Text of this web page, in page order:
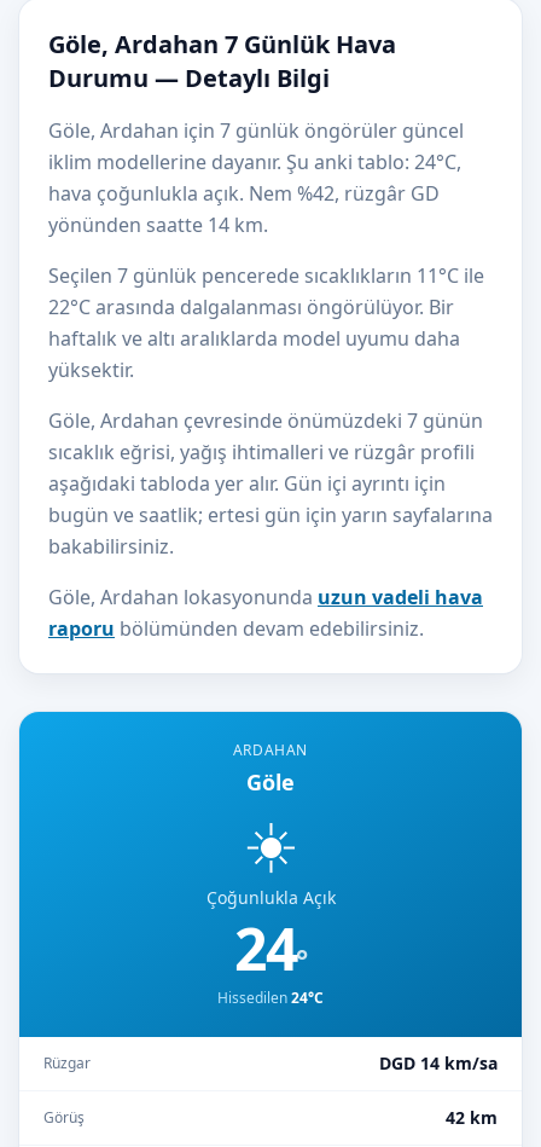
ARDAHAN
Göle
☀️
Çoğunlukla Açık
24°
Hissedilen24°C
Rüzgar DGD 14 km/sa
Görüş 42 km
Göle, Ardahan 7 Günlük Hava
Durumu — Detaylı Bilgi
Göle, Ardahan için 7 günlük öngörüler güncel
iklim modellerine dayanır. Şu anki tablo: 24°C,
hava çoğunlukla açık. Nem %42, rüzgâr GD
yönünden saatte 14 km.
Seçilen 7 günlük pencerede sıcaklıkların 11°C ile
22°C arasında dalgalanması öngörülüyor. Bir
haftalık ve altı aralıklarda model uyumu daha
yüksektir.
Göle, Ardahan çevresinde önümüzdeki 7 günün
sıcaklık eğrisi, yağış ihtimalleri ve rüzgâr profili
aşağıdaki tabloda yer alır. Gün içi ayrıntı için
bugün ve saatlik; ertesi gün için yarın sayfalarına
bakabilirsiniz.
Göle, Ardahan lokasyonunda uzun vadeli hava
raporu bölümünden devam edebilirsiniz.